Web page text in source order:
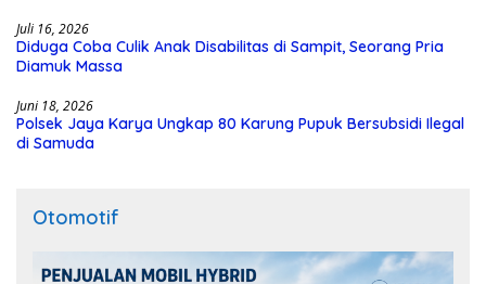
Juli 16, 2026
Diduga Coba Culik Anak Disabilitas di Sampit, Seorang Pria
Diamuk Massa
Juni 18, 2026
Polsek Jaya Karya Ungkap 80 Karung Pupuk Bersubsidi Ilegal
di Samuda
Otomotif